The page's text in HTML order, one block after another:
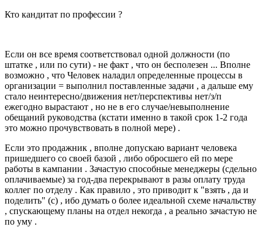
Кто кандитат по профессии ?
Если он все время соответствовал одной должности (по
штатке , или по сути) - не факт , что он бесполезен ... Вполне
возможно , что Человек наладил определенные процессы в
организации = выполнил поставленные задачи , а дальше ему
стало неинтересно/движения нет/перспективы нет/з/п
ежегодно вырастают , но не в его случае/невыполнение
обещаний руководства (кстати именно в такой срок 1-2 года
это можно прочувствовать в полной мере) .
Если это продажник , вполне допускаю вариант человека
пришедшего со своей базой , либо обросшего ей по мере
работы в кампании . Зачастую способные менеджеры (сдельно
оплачиваемые) за год-два перекрывают в разы оплату труда
коллег по отделу . Как правило , это приводит к "взять , да и
поделить" (с) , ибо думать о более идеальной схеме начальству
, спускающему планы на отдел некогда , а реально зачастую не
по уму .